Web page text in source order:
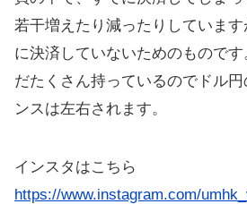
若干増えたり減ったりしていま
に決済していないためのもので
だたくさん持っているのでドル
ンスは左右されます。
インスタはこちら
https://www.instagram.com/